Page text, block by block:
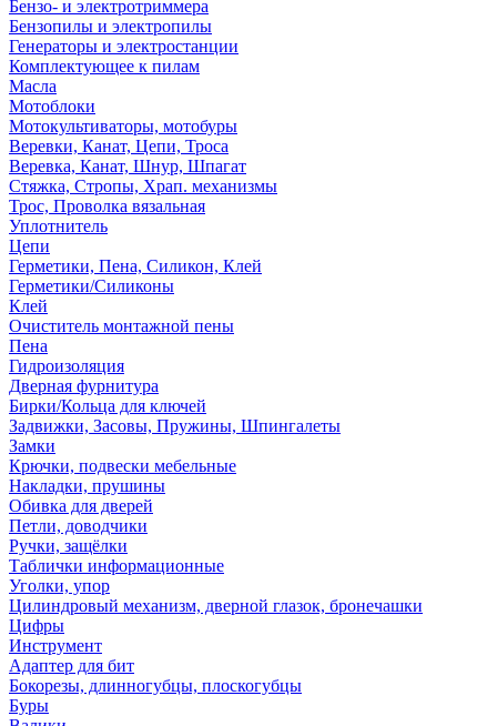
Бензо- и электротриммера
Бензопилы и электропилы
Генераторы и электростанции
Комплектующее к пилам
Масла
Мотоблоки
Мотокультиваторы, мотобуры
Веревки, Канат, Цепи, Троса
Веревка, Канат, Шнур, Шпагат
Стяжка, Стропы, Храп. механизмы
Трос, Проволка вязальная
Уплотнитель
Цепи
Герметики, Пена, Силикон, Клей
Герметики/Силиконы
Клей
Очиститель монтажной пены
Пена
Гидроизоляция
Дверная фурнитура
Бирки/Кольца для ключей
Задвижки, Засовы, Пружины, Шпингалеты
Замки
Крючки, подвески мебельные
Накладки, прушины
Обивка для дверей
Петли, доводчики
Ручки, защёлки
Таблички информационные
Уголки, упор
Цилиндровый механизм, дверной глазок, бронечашки
Цифры
Инструмент
Адаптер для бит
Бокорезы, длинногубцы, плоскогубцы
Буры